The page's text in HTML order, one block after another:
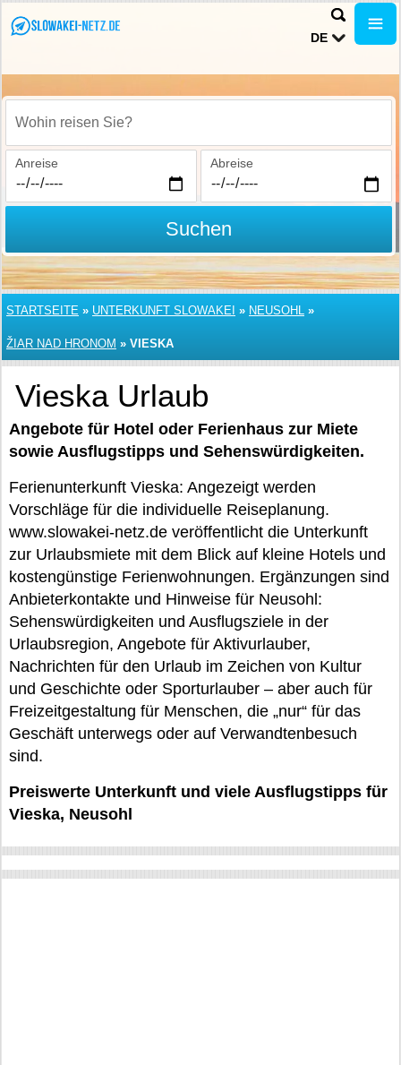
DE
Wohin reisen Sie?
Anreise Abreise
Suchen
STARTSEITE » UNTERKUNFT SLOWAKEI » NEUSOHL »
ŽIAR NAD HRONOM » VIESKA
Vieska Urlaub
Angebote für Hotel oder Ferienhaus zur Miete
sowie Ausflugstipps und Sehenswürdigkeiten.
Ferienunterkunft Vieska: Angezeigt werden
Vorschläge für die individuelle Reiseplanung.
www.slowakei-netz.de veröffentlicht die Unterkunft
zur Urlaubsmiete mit dem Blick auf kleine Hotels und
kostengünstige Ferienwohnungen. Ergänzungen sind
Anbieterkontakte und Hinweise für Neusohl:
Sehenswürdigkeiten und Ausflugsziele in der
Urlaubsregion, Angebote für Aktivurlauber,
Nachrichten für den Urlaub im Zeichen von Kultur
und Geschichte oder Sporturlauber – aber auch für
Freizeitgestaltung für Menschen, die „nur“ für das
Geschäft unterwegs oder auf Verwandtenbesuch
sind.
Preiswerte Unterkunft und viele Ausflugstipps für
Vieska, Neusohl